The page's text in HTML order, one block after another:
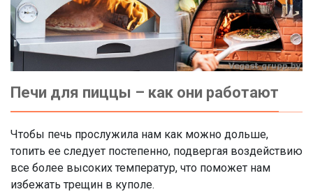
Печи для пиццы – как они работают
Чтобы печь прослужила нам как можно дольше,
топить ее следует постепенно, подвергая воздействию
все более высоких температур, что поможет нам
избежать трещин в куполе.